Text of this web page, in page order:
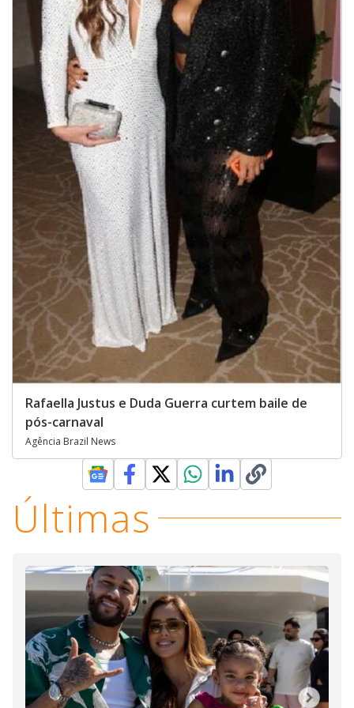
Rafaella Justus e Duda Guerra curtem baile de
pós-carnaval
Agência Brazil News
Últimas